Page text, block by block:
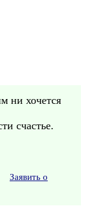
ни хочется
счастье.
Заявить о